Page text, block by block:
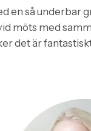
en så underbar
möts med
det är